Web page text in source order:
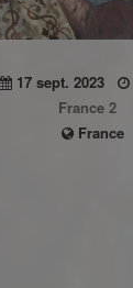
17 sept. 2023
France 2
France